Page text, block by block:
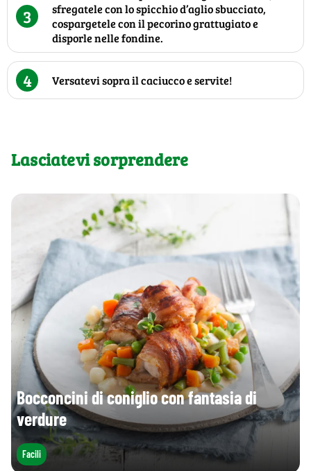
3
sfregatele con lo spicchio d’aglio sbucciato,
cospargetele con il pecorino grattugiato e
disporle nelle fondine.
4 Versatevi sopra il caciucco e servite!
Lasciatevi sorprendere
Bocconcini di coniglio con fantasia di
verdure
Facili